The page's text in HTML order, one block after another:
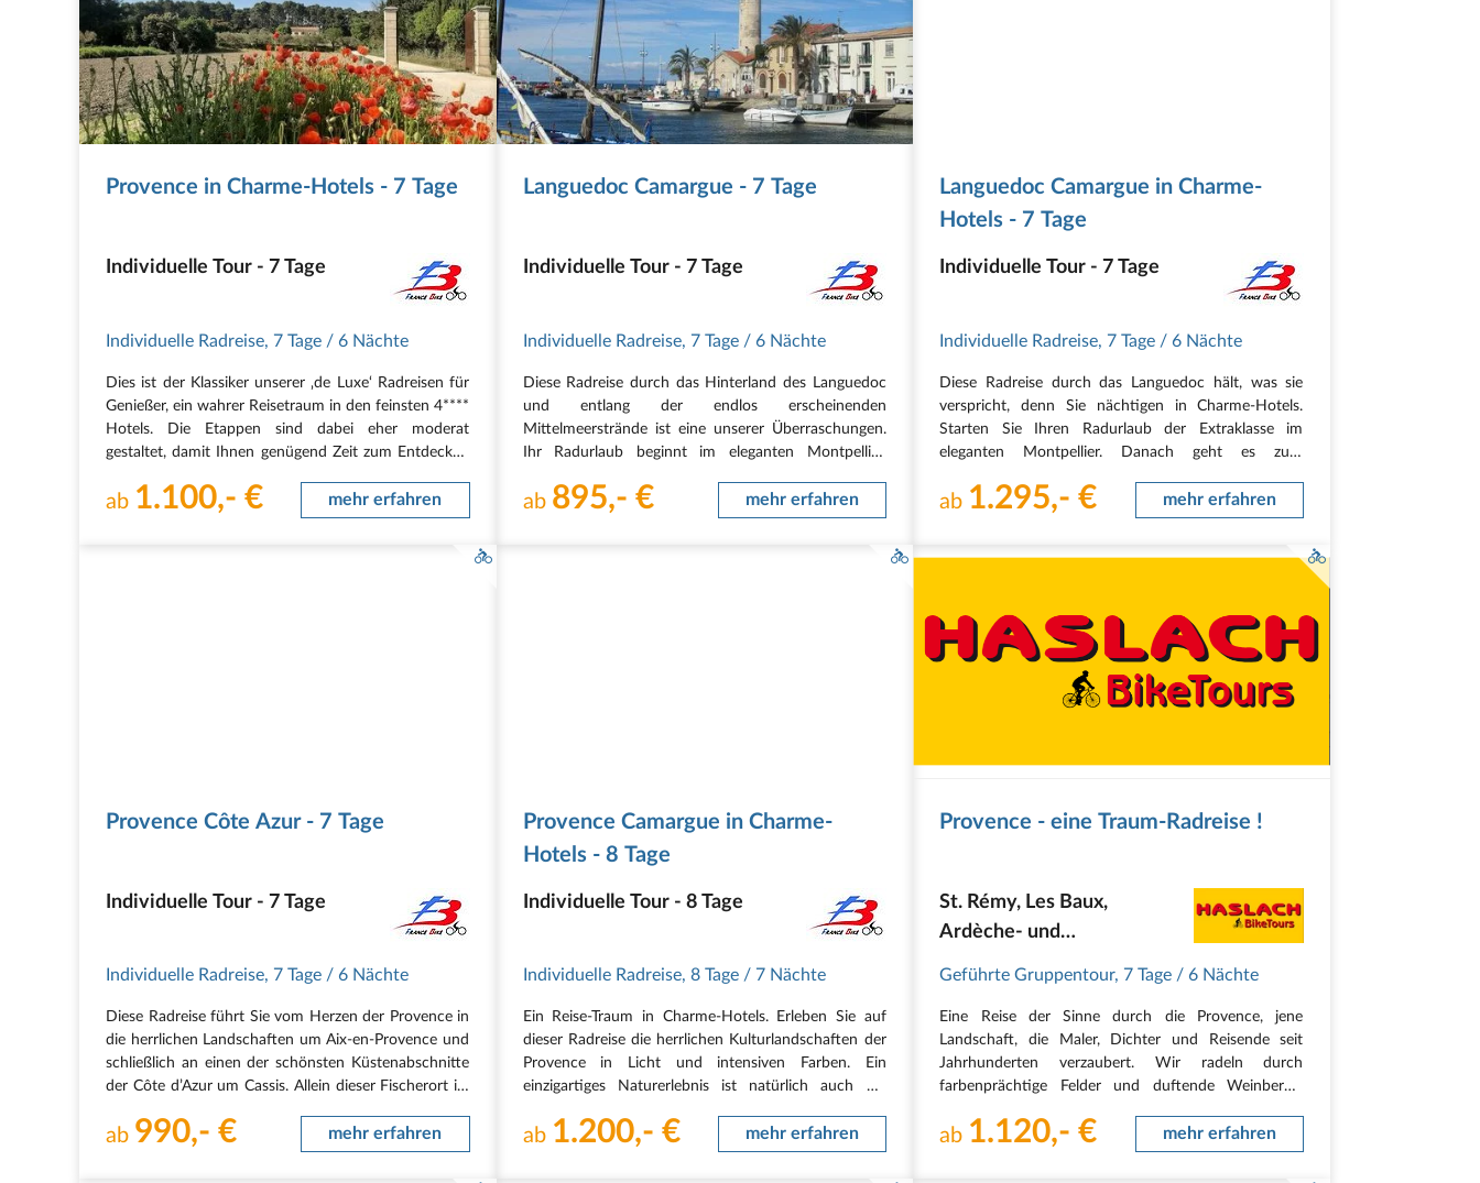
Provence in Charme-Hotels - 7 Tage
Individuelle Tour - 7 Tage
Individuelle Radreise, 7 Tage / 6 Nächte
Dies ist der Klassiker unserer ‚de Luxe‘ Radreisen für
Genießer, ein wahrer Reisetraum in den feinsten 4****
Hotels. Die Etappen sind dabei eher moderat
gestaltet, damit Ihnen genügend Zeit zum Entdecken
Hotel verbringen ist auch ein Ruhetag…
ab 1.100,- € mehr erfahren
Languedoc Camargue - 7 Tage
Individuelle Tour - 7 Tage
Individuelle Radreise, 7 Tage / 6 Nächte
Diese Radreise durch das Hinterland des Languedoc
und entlang der endlos erscheinenden
Mittelmeerstrände ist eine unserer Überraschungen.
Ihr Radurlaub beginnt im eleganten Montpellier.
am Fluss Vidourle liegt, welcher von einer
ab 895,- € mehr erfahren
Languedoc Camargue in Charme-
Hotels - 7 Tage
Individuelle Tour - 7 Tage
Individuelle Radreise, 7 Tage / 6 Nächte
Diese Radreise durch das Languedoc hält, was sie
verspricht, denn Sie nächtigen in Charme-Hotels.
Starten Sie Ihren Radurlaub der Extraklasse im
eleganten Montpellier. Danach geht es zum
liegt und die eine vollkommen erhaltene, zweitausend
ab 1.295,- € mehr erfahren
Provence Côte Azur - 7 Tage
Individuelle Tour - 7 Tage
Individuelle Radreise, 7 Tage / 6 Nächte
Diese Radreise führt Sie vom Herzen der Provence in
die herrlichen Landschaften um Aix-en-Provence und
schließlich an einen der schönsten Küstenabschnitte
der Côte d’Azur um Cassis. Allein dieser Fischerort ist
begnügen wir uns nicht, denn in der nächsten…
ab 990,- € mehr erfahren
Provence Camargue in Charme-
Hotels - 8 Tage
Individuelle Tour - 8 Tage
Individuelle Radreise, 8 Tage / 7 Nächte
Ein Reise-Traum in Charme-Hotels. Erleben Sie auf
dieser Radreise die herrlichen Kulturlandschaften der
Provence in Licht und intensiven Farben. Ein
einzigartiges Naturerlebnis ist natürlich auch die
und Architektur kommen bei dieser Reise voll auf…
ab 1.200,- € mehr erfahren
Provence - eine Traum-Radreise !
St. Rémy, Les Baux,
Ardèche- und
Nîmes
Geführte Gruppentour, 7 Tage / 6 Nächte
Eine Reise der Sinne durch die Provence, jene
Landschaft, die Maler, Dichter und Reisende seit
Jahrhunderten verzaubert. Wir radeln durch
farbenprächtige Felder und duftende Weinberge,
Dörfer, in denen die Zeit stillzustehen scheint. Städte
ab 1.120,- € mehr erfahren